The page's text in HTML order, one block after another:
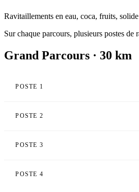
Ravitaillements en eau, coca, fruits,
Sur chaque parcours, plusieurs postes
Grand Parcours · 30 km
POSTE 1
POSTE 2
POSTE 3
POSTE 4